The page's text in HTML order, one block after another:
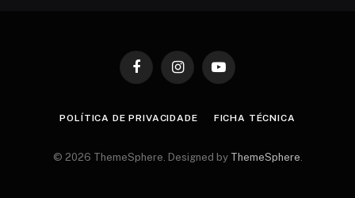
FacebookInstagramYouTube
POLÍTICA DE PRIVACIDADE FICHA TÉCNICA
© 2026 ThemeSphere. Designed by ThemeSphere